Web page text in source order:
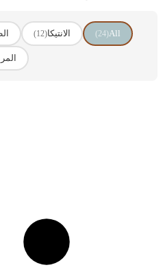
All
(24) الانتيكا(12)